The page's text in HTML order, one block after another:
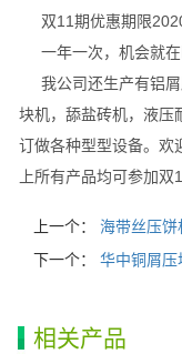
双11期优惠期限
一年一次，机会就在
我公司还生产有铝屑
块机，舔盐砖机，液压
订做各种型型设备。欢
上所有产品均可参加双
上一个： 海带丝压饼
下一个： 华中铜屑压
相关产品